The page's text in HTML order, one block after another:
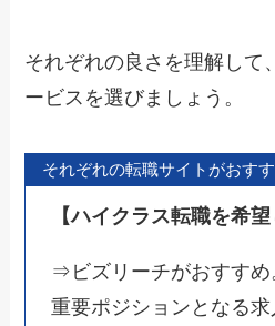
それぞれの良さを理解して
ービスを選びましょう。
それぞれの転職サイトがおす
【ハイクラス転職を希望
⇒ビズリーチがおすすめ
重要ポジションとなる求